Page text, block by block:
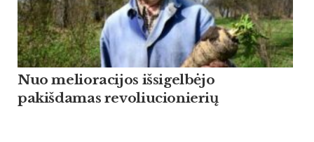
Nuo melioracijos išsigelbėjo
pakišdamas revoliucionierių